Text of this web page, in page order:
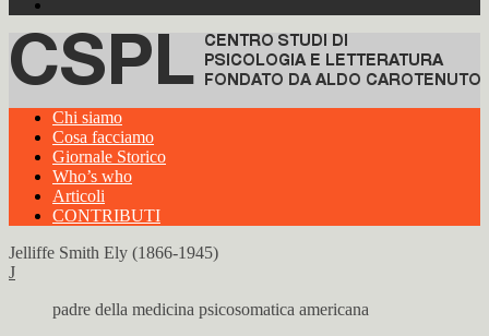
Chi siamo
Cosa facciamo
Giornale Storico
Who’s who
Articoli
CONTRIBUTI
Jelliffe Smith Ely (1866-1945)
J
padre della medicina psicosomatica americana